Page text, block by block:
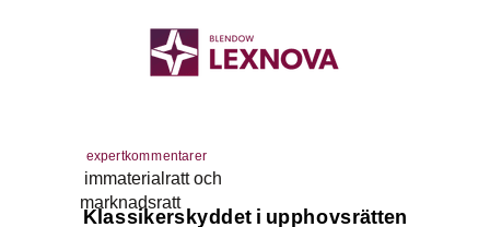
expertkommentarer
immaterialratt och
marknadsratt
Klassikerskyddet i upphovsrätten